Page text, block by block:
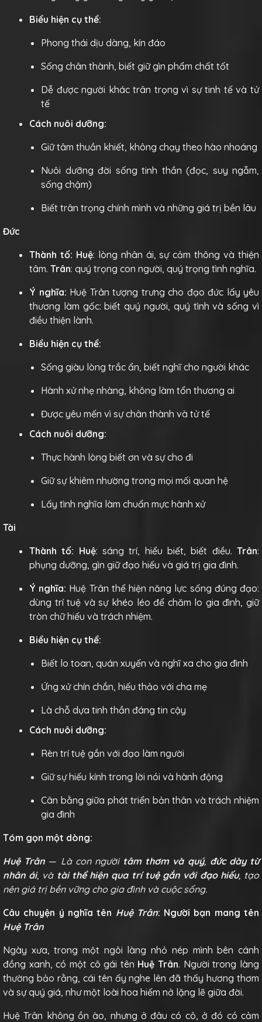
Biểu hiện cụ thể:
Phong thái dịu dàng, kín đáo
Sống chân thành, biết giữ gìn phẩm chất tốt
Dễ được người khác trân trọng vì sự tinh tế và tử
tế
Cách nuôi dưỡng:
Giữ tâm thuần khiết, không chạy theo hào nhoáng
Nuôi dưỡng đời sống tinh thần (đọc, suy ngẫm,
sống chậm)
Biết trân trọng chính mình và những giá trị bền lâu
Đức
Thành tố: Huệ: lòng nhân ái, sự cảm thông và thiện
tâm. Trân: quý trọng con người, quý trọng tình nghĩa.
Ý nghĩa: Huệ Trân tượng trưng cho đạo đức lấy yêu
thương làm gốc: biết quý người, quý tình và sống vì
điều thiện lành.
Biểu hiện cụ thể:
Sống giàu lòng trắc ẩn, biết nghĩ cho người khác
Hành xử nhẹ nhàng, không làm tổn thương ai
Được yêu mến vì sự chân thành và tử tế
Cách nuôi dưỡng:
Thực hành lòng biết ơn và sự cho đi
Giữ sự khiêm nhường trong mọi mối quan hệ
Lấy tình nghĩa làm chuẩn mực hành xử
Tài
Thành tố: Huệ: sáng trí, hiểu biết, biết điều.Trân:
phụng dưỡng, gìn giữ đạo hiếu và giá trị gia đình.
Ý nghĩa: Huệ Trân thể hiện năng lực sống đúng đạo:
dùng trí tuệ và sự khéo léo để chăm lo gia đình, giữ
tròn chữ hiếu và trách nhiệm.
Biểu hiện cụ thể:
Biết lo toan, quán xuyến và nghĩ xa cho gia đình
Ứng xử chín chắn, hiếu thảo với cha mẹ
Là chỗ dựa tinh thần đáng tin cậy
Cách nuôi dưỡng:
Rèn trí tuệ gắn với đạo làm người
Giữ sự hiếu kính trong lời nói và hành động
Cân bằng giữa phát triển bản thân và trách nhiệm
gia đình
Tóm gọn một dòng:
Huệ Trân — Là con người tâm thơm và quý, đức dày từ
nhân ái, và tài thể hiện qua trí tuệ gắn với đạo hiếu, tạo
nên giá trị bền vững cho gia đình và cuộc sống.
Câu chuyện ý nghĩa tên Huệ Trân: Người bạn mang tên
Huệ Trân
Ngày xưa, trong một ngôi làng nhỏ nép mình bên cánh
đồng xanh, có một cô gái tên Huệ Trân. Người trong làng
thường bảo rằng, cái tên ấy nghe lên đã thấy hương thơm
và sự quý giá, như một loài hoa hiếm nở lặng lẽ giữa đời.
Huệ Trân không ồn ào, nhưng ở đâu có cô, ở đó có cảm